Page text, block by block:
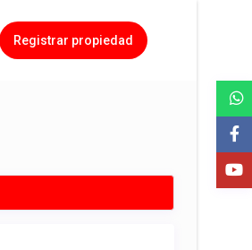
Registrar propiedad